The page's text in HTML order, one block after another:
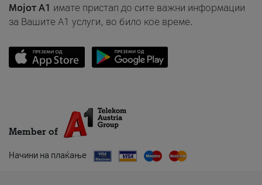
Мојот A1 имате пристап до сите важни информации
за Вашите A1 услуги, во било кое време.
Member of
Начини на плаќање